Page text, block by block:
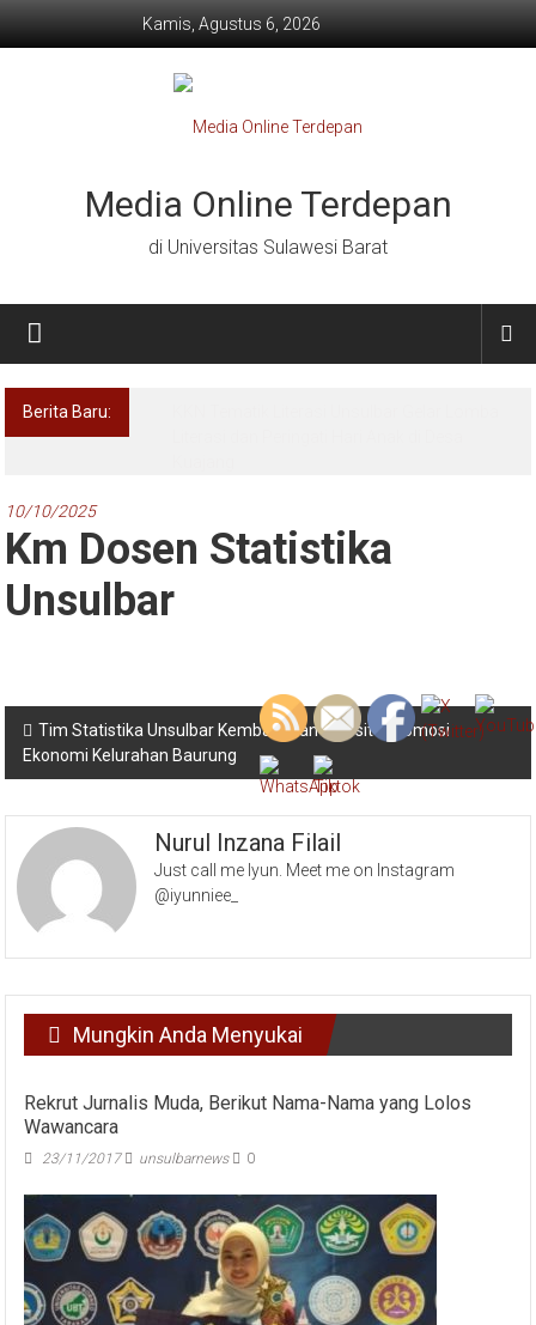
Kamis, Agustus 6, 2026
Media Online Terdepan
di Universitas Sulawesi Barat
Berita Baru:
10/10/2025
Km Dosen Statistika
Unsulbar
Navigasi
pos
Tim Statistika Unsulbar Kembangkan Website Promosi
Ekonomi Kelurahan Baurung
Nurul Inzana Filail
Just call me Iyun. Meet me on Instagram
@iyunniee_
Mungkin Anda Menyukai
Rekrut Jurnalis Muda, Berikut Nama-Nama yang Lolos
Wawancara
23/11/2017 unsulbarnews 0